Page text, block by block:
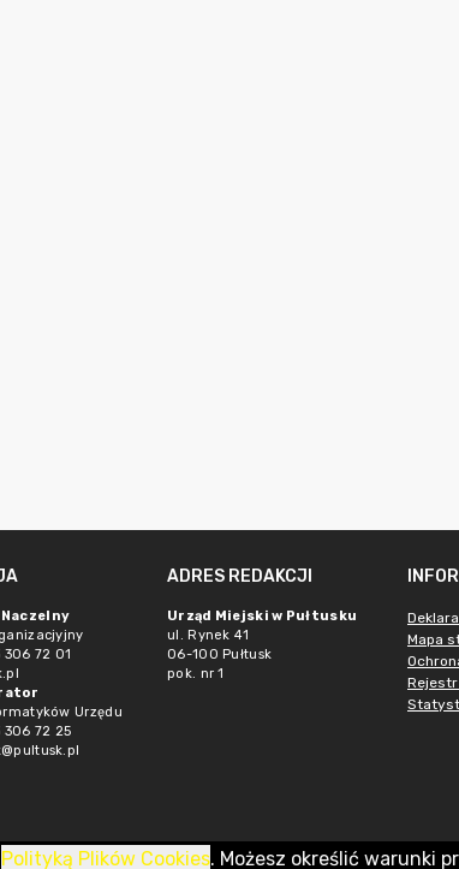
72 01
Urzędu
72 25
ADRES REDAKCJI
Urząd Miejski w Pułtusku
ul. Rynek 41
06-100 Pułtusk
pok. nr 1
Mapa
Polityką Plików Cookies. Możesz określić warunki